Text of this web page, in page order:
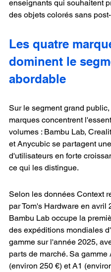
enseignants qui souhaitent
des objets colorés sans
Les quatre
dominent le
abordable
Sur le segment grand
marques concentrent
volumes : Bambu Lab,
et Anycubic se partagent
d'utilisateurs en forte
ce qui les distingue.
Selon les données Context
par Tom's Hardware en avril
Bambu Lab occupe la
des expéditions mondiales
gamme sur l'année 2025,
parts de marché. Sa gamme
(environ 250 €) et A1